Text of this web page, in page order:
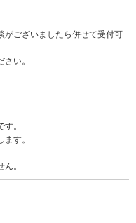
がございましたら併せて受付可
い。
。
す。
。